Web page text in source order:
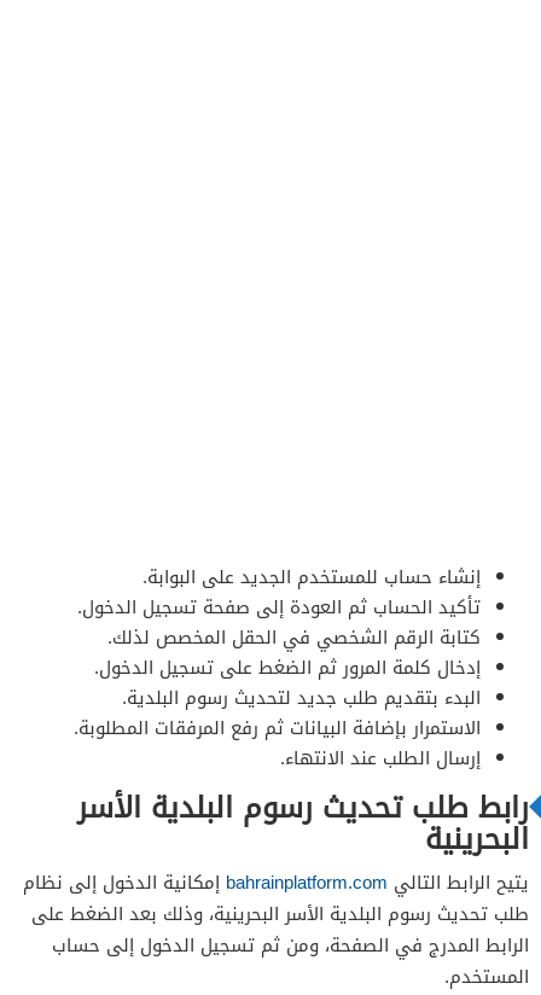
إنشاء حساب للمستخدم الجديد على البوابة.
تأكيد الحساب ثم العودة إلى صفحة تسجيل الدخول.
كتابة الرقم الشخصي في الحقل المخصص لذلك.
إدخال كلمة المرور ثم الضغط على تسجيل الدخول.
البدء بتقديم طلب جديد لتحديث رسوم البلدية.
الاستمرار بإضافة البيانات ثم رفع المرفقات المطلوبة.
إرسال الطلب عند الانتهاء.
رابط طلب تحديث رسوم البلدية الأسر
البحرينية
يتيح الرابط التالي bahrainplatform.com إمكانية الدخول إلى نظام
طلب تحديث رسوم البلدية الأسر البحرينية، وذلك بعد الضغط على
الرابط المدرج في الصفحة، ومن ثم تسجيل الدخول إلى حساب
المستخدم.